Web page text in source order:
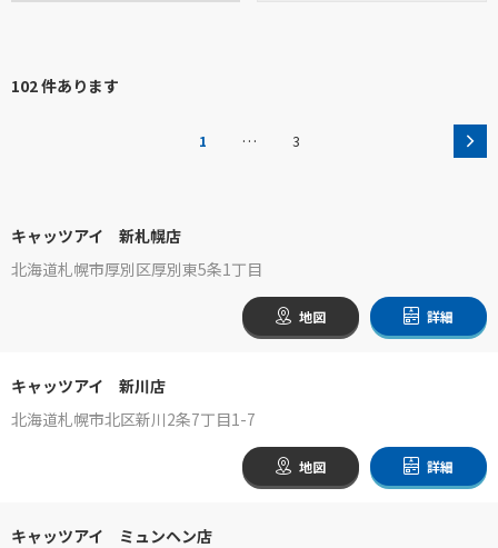
102 件あります
1 … 3
キャッツアイ 新札幌店
北海道札幌市厚別区厚別東5条1丁目
地図 詳細
キャッツアイ 新川店
北海道札幌市北区新川2条7丁目1-7
地図 詳細
キャッツアイ ミュンヘン店